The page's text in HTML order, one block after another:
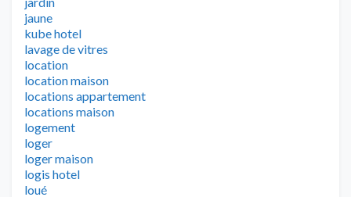
jaune
kube hotel
lavage de vitres
location
location maison
locations appartement
locations maison
logement
loger
loger maison
logis hotel
loué